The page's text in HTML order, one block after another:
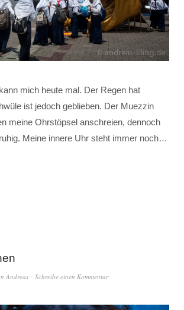
mich heute mal. Der Regen hat
ist jedoch geblieben. Der Muezzin
meine Ohrstöpsel anschreien, dennoch
Meine innere Uhr steht immer noch…
Andreas Schreibe einen Kommentar